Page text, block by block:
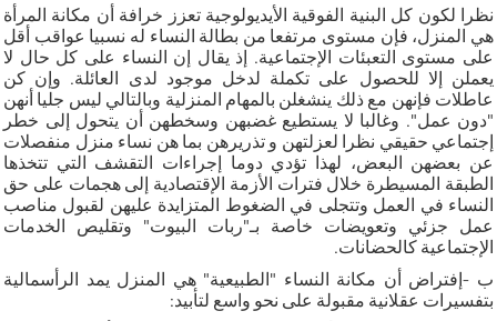
نظرا لكون كل البنية الفوقية الأيديولوجية تعزز خرافة أن مكانة المرأة
هي المنزل، فإن مستوى مرتفعا من بطالة النساء له نسبيا عواقب أقل
على مستوى التعبئات الإجتماعية. إذ يقال إن النساء على كل حال لا
يعملن إلا للحصول على تكملة لدخل موجود لدى العائلة. وإن كن
عاطلات فإنهن مع ذلك ينشغلن بالمهام المنزلية وبالتالي ليس جليا أنهن
"دون عمل". وغالبا لا يستطيع غضبهن وسخطهن أن يتحول إلى خطر
إجتماعي حقيقي نظرا لعزلتهن و تذريرهن بما هن نساء منزل منفصلات
عن بعضهن البعض، لهذا تؤدي دوما إجراءات التقشف التي تتخذها
الطبقة المسيطرة خلال فترات الأزمة الإقتصادية إلى هجمات على حق
النساء في العمل وتتجلى في الضغوط المتزايدة عليهن لقبول مناصب
عمل جزئي وتعويضات خاصة بـ"ربات البيوت" وتقليص الخدمات
الإجتماعية كالحضانات.
ب -إفتراض أن مكانة النساء "الطبيعية" هي المنزل يمد الرأسمالية
بتفسيرات عقلانية مقبولة على نحو واسع لتأبيد: